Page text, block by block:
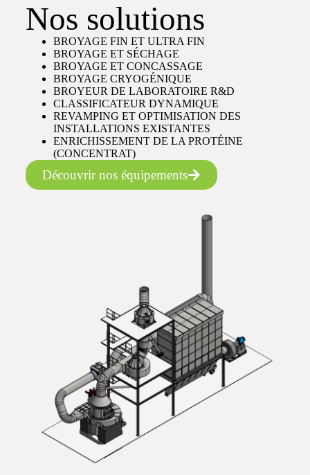
Nos solutions
BROYAGE FIN ET ULTRA FIN
BROYAGE ET SÉCHAGE
BROYAGE ET CONCASSAGE
BROYAGE CRYOGÉNIQUE
BROYEUR DE LABORATOIRE R&D
CLASSIFICATEUR DYNAMIQUE
REVAMPING ET OPTIMISATION DES
INSTALLATIONS EXISTANTES
ENRICHISSEMENT DE LA PROTÉINE
(CONCENTRAT)
Découvrir nos équipements